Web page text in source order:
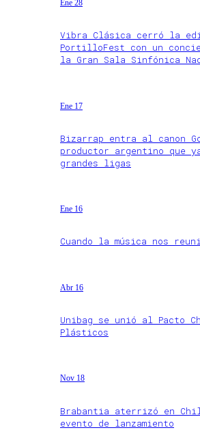
Ene 28
Vibra Clásica cerró la
PortilloFest con un
la Gran Sala Sinfónica
Ene 17
Bizarrap entra al canon
productor argentino que
grandes ligas
Ene 16
Cuando la música nos
Abr 16
Unibag se unió al Pacto
Plásticos
Nov 18
Brabantia aterrizó en
evento de lanzamiento